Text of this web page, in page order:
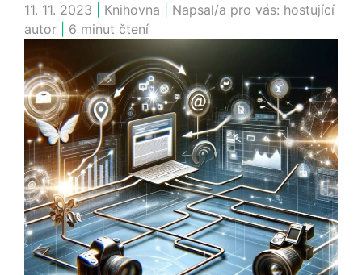
11. 11. 2023 Knihovna Napsal/a pro vás: hostující
autor
6 minut čtení